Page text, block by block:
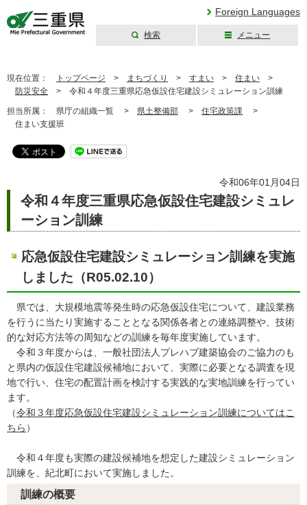
Foreign Languages
検索 メニュー
現在位置： トップページ > まちづくり > すまい > 住まい >
防災安全 > 令和４年度三重県応急仮設住宅建設シミュレーション訓練
担当所属： 県庁の組織一覧 > 県土整備部 > 住宅政策課 >
住まい支援班
令和06年01月04日
令和４年度三重県応急仮設住宅建設シミュレ
ーション訓練
応急仮設住宅建設シミュレーション訓練を実施
しました（R05.02.10）
県では、大規模地震等発生時の応急仮設住宅について、建設業務
を行うに当たり実施することとなる関係各者との連絡調整や、技術
的な対応方法等の周知などの訓練を毎年度実施しています。
令和３年度からは、一般社団法人プレハブ建築協会のご協力のも
と県内の仮設住宅建設候補地において、実際に必要となる調査を現
地で行い、住宅の配置計画を検討する実践的な実地訓練を行ってい
ます。
（令和３年度応急仮設住宅建設シミュレーション訓練についてはこ
ちら ）
令和４年度も実際の建設候補地を想定した建設シミュレーション
訓練を、紀北町において実施しました。
訓練の概要